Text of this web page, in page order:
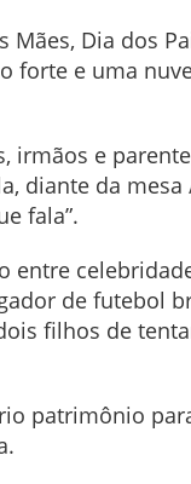
Dia dos
forte e uma
irmãos e
diante da
fala”.
entre
de futebol
filhos de
patrimônio